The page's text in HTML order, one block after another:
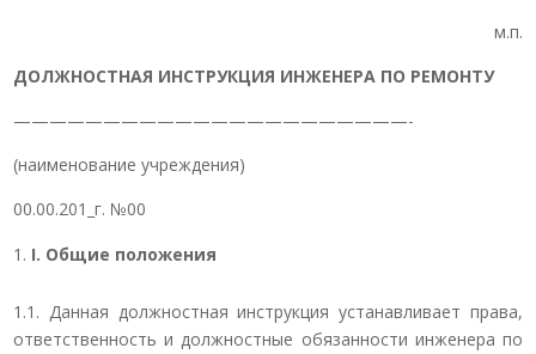
м.п.
ДОЛЖНОСТНАЯ ИНСТРУКЦИЯ ИНЖЕНЕРА ПО РЕМОНТУ
——————————————————————-
(наименование учреждения)
00.00.201_г. №00
I. Общие положения
1.1. Данная должностная инструкция устанавливает права,
ответственность и должностные обязанности инженера по